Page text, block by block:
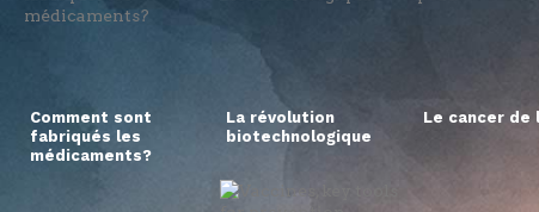
Comment sont
fabriqués les
médicaments?
La révolution
biotechnologique
Le cancer de